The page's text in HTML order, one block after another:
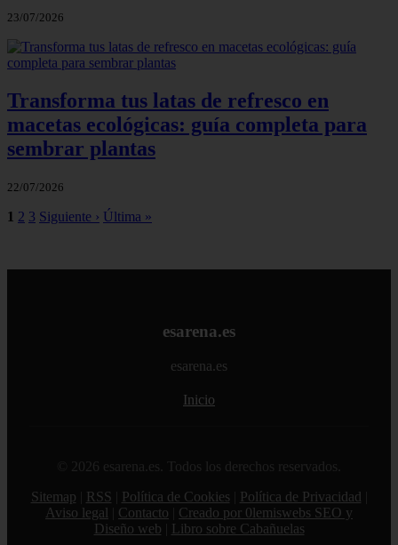
23/07/2026
Transforma tus latas de refresco en
macetas ecológicas: guía completa para
sembrar plantas
22/07/2026
1 2 3 Siguiente › Última »
esarena.es
esarena.es
Inicio
© 2026 esarena.es. Todos los derechos reservados.
Sitemap
RSS Política de Cookies Política de Privacidad
Aviso legal
Contacto
Creado por 0lemiswebs SEO y
Diseño web
Libro sobre Cabañuelas